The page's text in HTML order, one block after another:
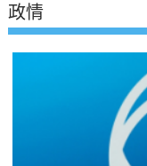
政情